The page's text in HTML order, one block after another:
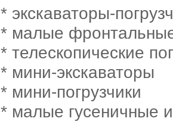
* экскаваторы-
* малые
* телескопические
* мини-экскаваторы
* мини-погрузчики
* малые гусеничные